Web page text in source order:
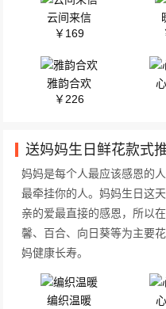
云间来信
￥169
雅韵合欢
￥226
送妈妈生日鲜花款式
妈妈是每个人最应该感恩的
最牵挂你的人。妈妈生日这
亲的爱最直接的感恩，所以
馨、百合、向日葵等为主要
妈健康长寿。
编织温暖